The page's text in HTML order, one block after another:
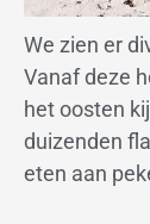
We zien er
Vanaf deze
het oosten
duizenden
eten aan